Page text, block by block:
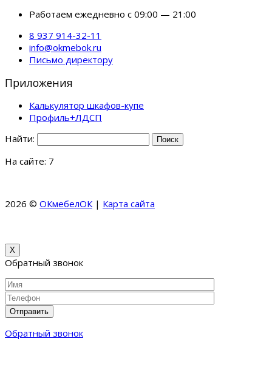
Работаем ежедневно с 09:00 — 21:00
8 937 914-32-11
info@okmebok.ru
Письмо директору
Приложения
Калькулятор шкафов-купе
Профиль+ЛДСП
Найти:
На сайте: 7
2026 © ОКмебелОК| Карта сайта
X
Обратный звонок
Обратный звонок